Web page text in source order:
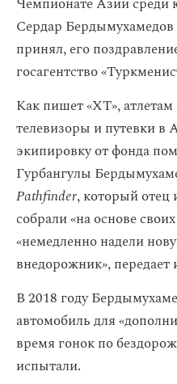
Сердар
принял, его
госагентство
Как пишет «ХТ»,
телевизоры и путевки
экипировку от фонда
Гурбангулы
Pathfinder, который
собрали «на основе
«немедленно надели
внедорожник», передает
В 2018 году
автомобиль для
время гонок по
испытали.